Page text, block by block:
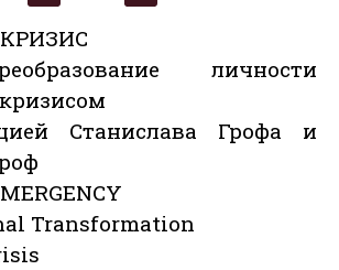
личности
Станислава Грофа и
Transformation